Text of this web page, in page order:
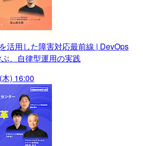
活用した障害対応最前線 | DevOps
、自律型運用の実践
) 16:00